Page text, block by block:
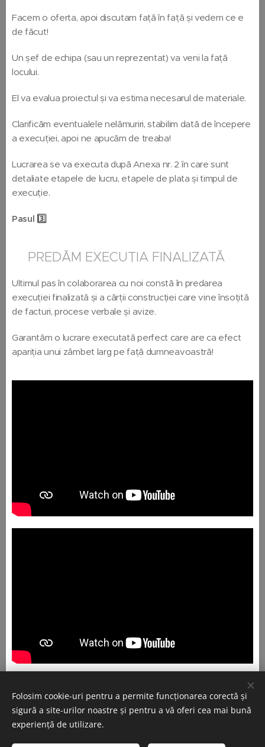
Facem o oferta, apoi discutam față în față și vedem ce e
de făcut!
Un șef de echipa (sau un reprezentat) va veni la față
locului.
El va evalua proiectul și va estima necesarul de materiale.
Clarificăm eventualele nelămuriri, stabilim dată de începere
a execuției, apoi ne apucăm de treaba!
Lucrarea se va executa după Anexa nr. 2 în care sunt
detaliate etapele de lucru, etapele de plata și timpul de
execuție.
Pasul 3️⃣
🏠PREDĂM EXECUȚIA FINALIZATĂ
Ultimul pas în colaborarea cu noi constă în predarea
execuției finalizată și a cărții construcției care vine însoțită
de facturi, procese verbale și avize.
Garantăm o lucrare executată perfect care are ca efect
apariția unui zâmbet larg pe față dumneavoastră!😄
© 2026 COPYRIGHT Adi Construct LTD
MADE BY Lemon Marketing LTD – Fresh Ideas - Real Impact.
Folosim cookie-uri pentru a permite funcționarea corectă și
sigură a site-urilor noastre și pentru a vă oferi cea mai bună
experiență de utilizare.